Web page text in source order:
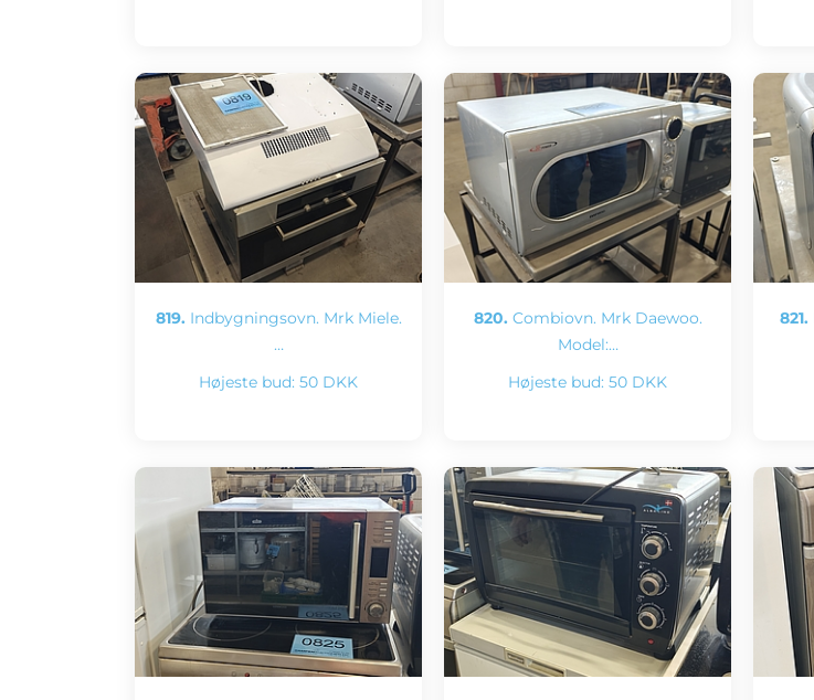
819. Indbygningsovn. Mrk Miele.
…
Højeste bud: 50 DKK
820. Combiovn. Mrk Daewoo.
Model:…
Højeste bud: 50 DKK
821.